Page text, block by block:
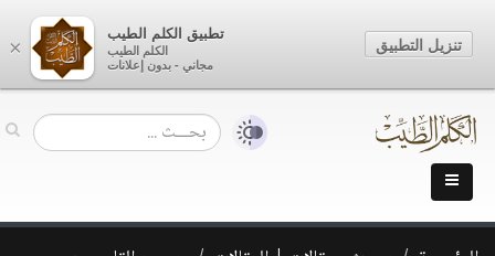
×
تطبيق الكلم الطيب
الكلم الطيب
مجاني - بدون إعلانات
تنزيل التطبيق